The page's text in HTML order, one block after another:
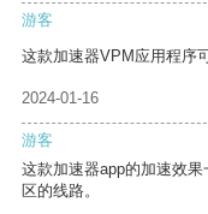
游客
这款加速器VPM应用程序
2024-01-16
游客
这款加速器app的加速效
区的线路。